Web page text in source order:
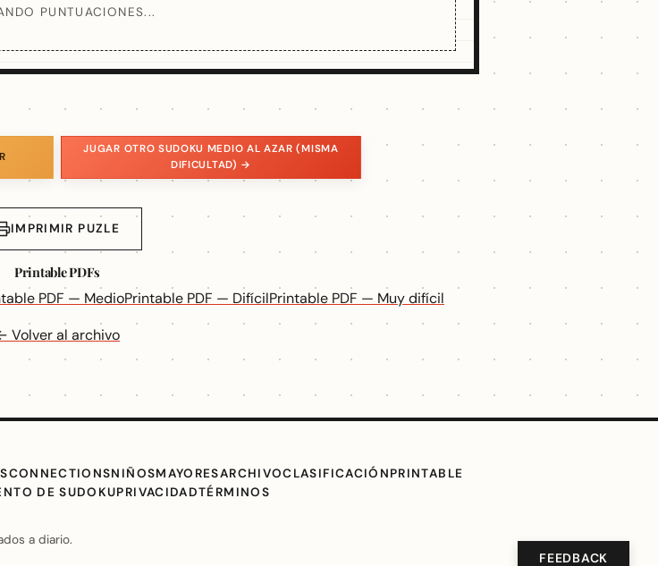
PUNTUACIONES...
JUGAR OTRO SUDOKU MEDIO AL AZAR (MISMA
DIFICULTAD) →
IMPRIMIR PUZLE
Printable PDFs
PDF — MedioPrintable PDF — DifícilPrintable PDF — Muy difícil
Volver al archivo
CONNECTIONSNIÑOSMAYORESARCHIVOCLASIFICACIÓNPRINTABLE
DE SUDOKUPRIVACIDADTÉRMINOS
a diario.
FEEDBACK